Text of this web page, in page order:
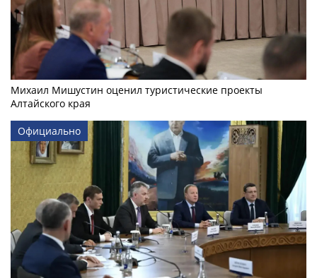
Михаил Мишустин оценил туристические проекты
Алтайского края
Официально